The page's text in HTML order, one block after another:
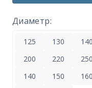
Диаметр:
125 130 140
200
220 250
140
150 160